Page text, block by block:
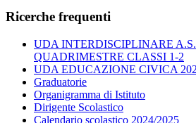
Ricerche frequenti
UDA INTERDISCIPLINARE
QUADRIMESTRE CLASSI 1-2
UDA EDUCAZIONE CIVICA
Graduatorie
Organigramma di Istituto
Dirigente Scolastico
Calendario scolastico 2024/2025